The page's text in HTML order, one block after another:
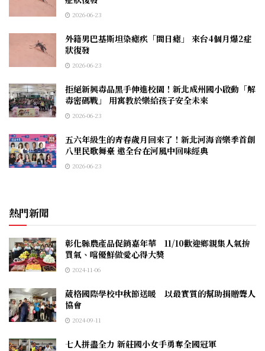
2026-06-23
外籍男巴基斯坦染瘧疾「間日瘧」 來台4個月爆2症
狀復發
2026-06-23
拒絕新興毒品黑手伸進校園！新北成州國小啟動「解
毒密碼戰」 用寓教於樂給孩子安全未來
2026-06-23
五六年級生的青春歲月回來了！新北河海音樂季首創
八里民歌舞臺 邀全台在河風中回味經典
2026-06-23
熱門新聞
彰化縣農產品促銷嘉年華 11/10歡迎鄉親集人氣拚
買氣、嚐優鮮做愛心得大獎
2024-11-06
葳格國際學校中秋節送暖 以最實質的幫助捐贈聾人
協會
2024-09-11
七人拼盡全力 新莊國小女手勇奪全國冠軍